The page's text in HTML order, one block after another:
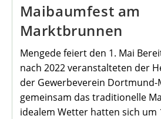
Maibaumfest am
Marktbrunnen
Mengede feiert den 1. Mai
nach 2022 veranstalteten der
der Gewerbeverein Dortmund-
gemeinsam das traditionelle
idealem Wetter hatten sich um